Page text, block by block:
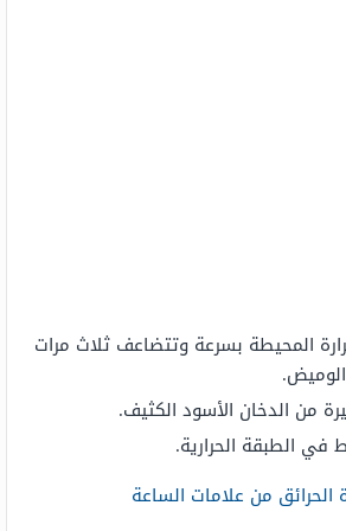
المحيطة بسرعة وتتضاعف ثلاث مرات
من الدخان الأسود الكثيف.
الطبقة الحرارية.
من علامات الساعة